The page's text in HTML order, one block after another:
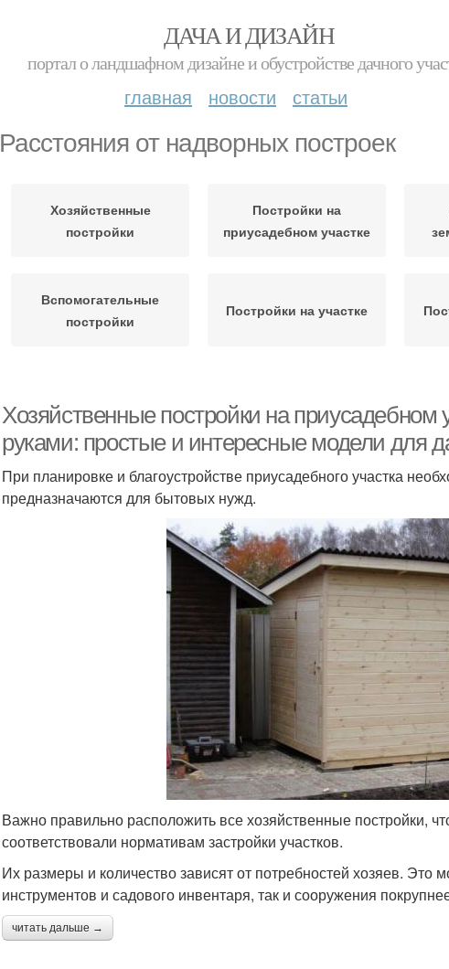
ДАЧА И ДИЗАЙН
портал о ландшафном дизайне и обустройстве дачного
главная новости статьи
Расстояния от надворных построек
Хозяйственные
постройки
Постройки на
приусадебном участке
Вспомогательные
постройки
Постройки на участке
Хозяйственные постройки на приусадебном
руками: простые и интересные модели для
При планировке и благоустройстве приусадебного участка
предназначаются для бытовых нужд.
Важно правильно расположить все хозяйственные постройки,
соответствовали нормативам застройки участков.
Их размеры и количество зависят от потребностей хозяев. Это
инструментов и садового инвентаря, так и сооружения
читать дальше →